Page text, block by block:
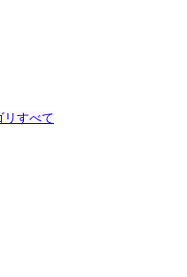
リすべて